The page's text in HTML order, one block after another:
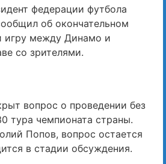
федерации футбола
об окончательном
игру между Динамо и
со зрителями.
вопрос о проведении без
тура чемпионата страны.
Попов, вопрос остается
в стадии обсуждения.